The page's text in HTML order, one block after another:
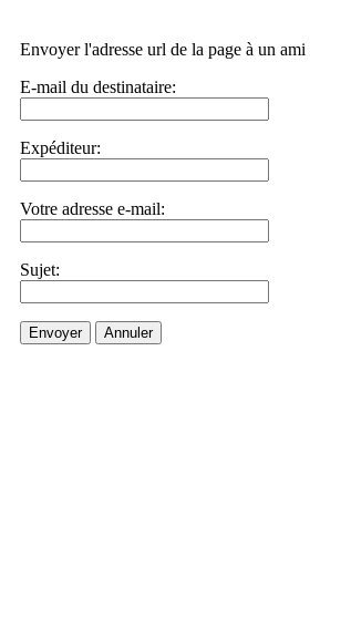
Envoyer l'adresse url de la page à un ami
E-mail du destinataire:
Expéditeur:
Votre adresse e-mail:
Sujet:
Envoyer Annuler